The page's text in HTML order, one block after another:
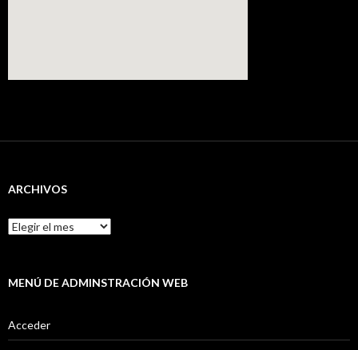
ARCHIVOS
Archivos
MENÚ DE ADMINSTRACIÓN WEB
Acceder